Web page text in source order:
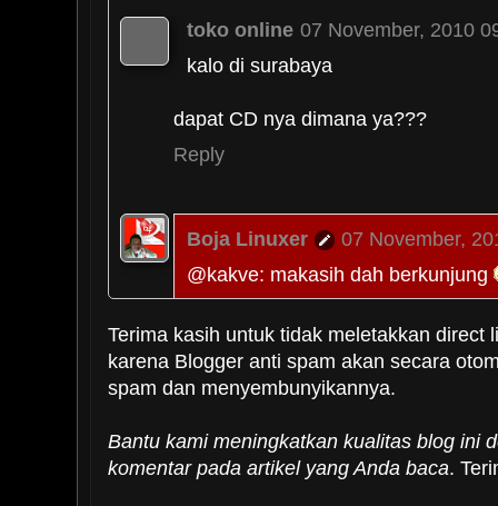
toko online 07 November, 2010
kalo di surabaya
dapat CD nya dimana ya???
Reply
Boja Linuxer
07 November,
@kakve: makasih dah berkunjung
@TO: klo di Surabaya kami
mendapatkan CD Ubuntu.
mendownload sendiri, Anda
indonesia.com..
Reply
Terima kasih untuk tidak meletakkan direct
karena Blogger anti spam akan secara
spam dan menyembunyikannya.
Bantu kami meningkatkan kualitas blog ini
komentar pada artikel yang Anda baca.